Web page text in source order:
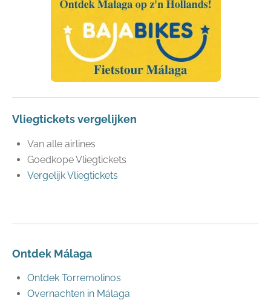
Vliegtickets vergelijken
Van alle airlines
Goedkope Vliegtickets
Vergelijk Vliegtickets
Ontdek Málaga
Ontdek Torremolinos
Overnachten in Málaga